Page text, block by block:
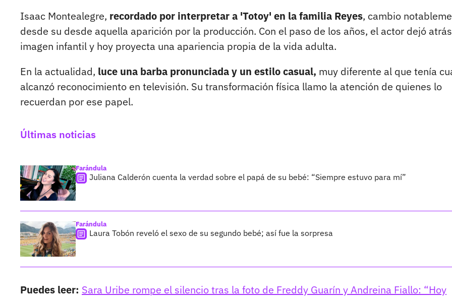
Isaac Montealegre, recordado por interpretar a 'Totoy' en la familia Reyes, cambio
desde su desde aquella aparición por la producción. Con el paso de los años, el actor dejó
imagen infantil y hoy proyecta una apariencia propia de la vida adulta.
En la actualidad, luce una barba pronunciada y un estilo casual, muy diferente al que tenía
alcanzó reconocimiento en televisión. Su transformación física llamo la atención de quienes lo
recuerdan por ese papel.
Últimas noticias
Farándula
Juliana Calderón cuenta la verdad sobre el papá de su bebé: “Siempre estuvo para mí”
Farándula
Laura Tobón reveló el sexo de su segundo bebé; así fue la sorpresa
Puedes leer: Sara Uribe rompe el silencio tras la foto de Freddy Guarín y Andreina Fiallo: “Hoy